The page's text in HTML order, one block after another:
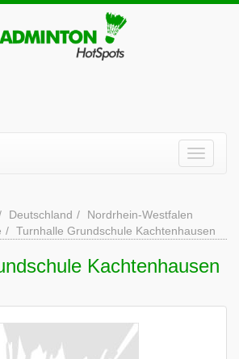
Deutschland
Nordrhein-Westfalen
Turnhalle Grundschule Kachtenhausen
Kachtenhausen